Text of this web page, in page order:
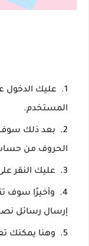
عليك الدخول
المستخدم.
بعد ذلك
الحروف من
عليك النقر
وأخيرًا سوف
إرسال رسائل
وهنا يمكنك